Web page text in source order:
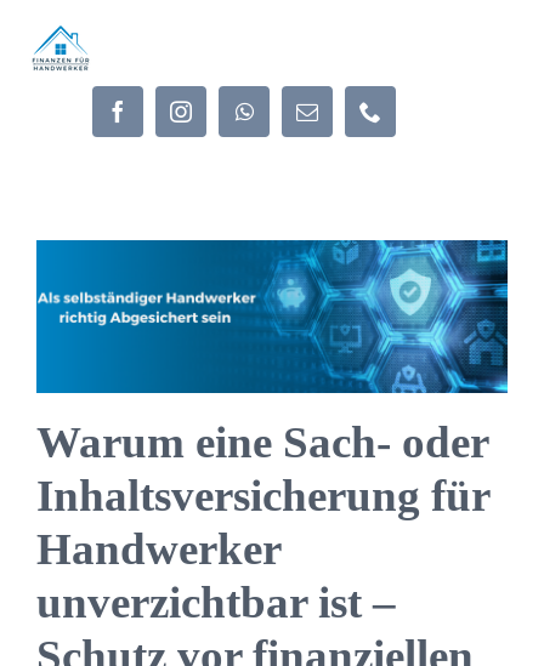
Inhalt
Warum eine Sach- oder
Inhaltsversicherung für
Handwerker
unverzichtbar ist –
Schutz vor finanziellen